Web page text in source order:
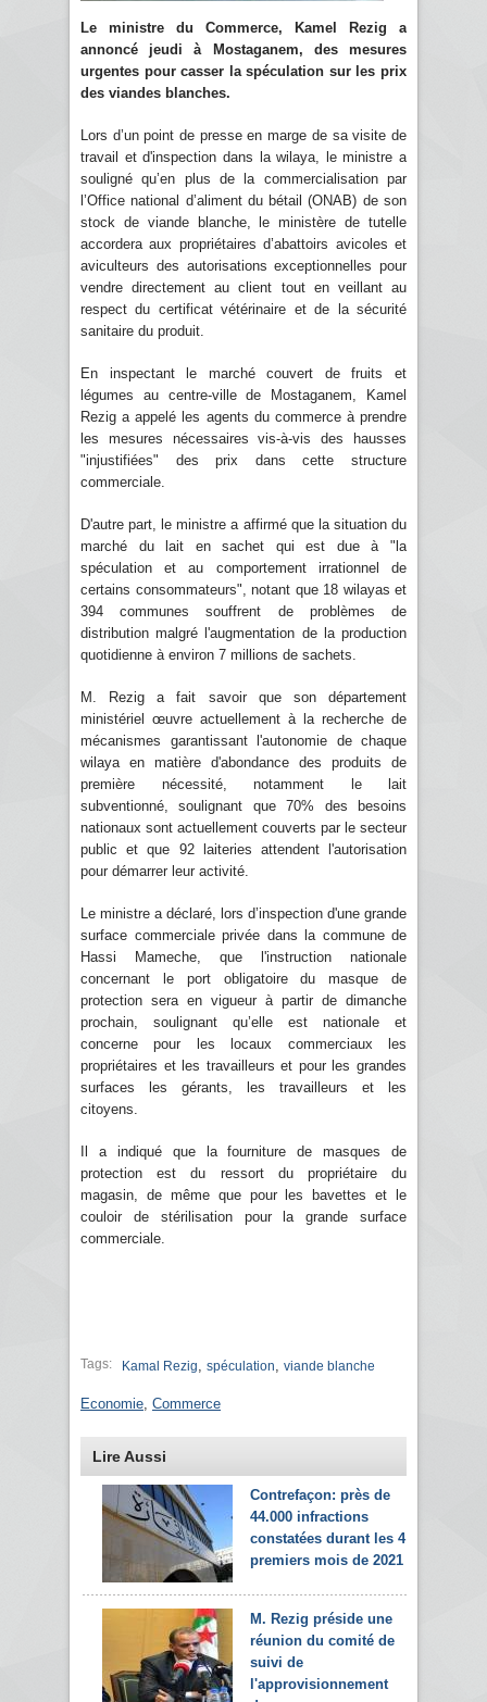
Le ministre du Commerce, Kamel Rezig a
annoncé jeudi à Mostaganem, des mesures
urgentes pour casser la spéculation sur les prix
des viandes blanches.
Lors d’un point de presse en marge de sa visite de
travail et d'inspection dans la wilaya, le ministre a
souligné qu’en plus de la commercialisation par
l’Office national d’aliment du bétail (ONAB) de son
stock de viande blanche, le ministère de tutelle
accordera aux propriétaires d’abattoirs avicoles et
aviculteurs des autorisations exceptionnelles pour
vendre directement au client tout en veillant au
respect du certificat vétérinaire et de la sécurité
sanitaire du produit.
En inspectant le marché couvert de fruits et
légumes au centre-ville de Mostaganem, Kamel
Rezig a appelé les agents du commerce à prendre
les mesures nécessaires vis-à-vis des hausses
"injustifiées" des prix dans cette structure
commerciale.
D'autre part, le ministre a affirmé que la situation du
marché du lait en sachet qui est due à "la
spéculation et au comportement irrationnel de
certains consommateurs", notant que 18 wilayas et
394 communes souffrent de problèmes de
distribution malgré l'augmentation de la production
quotidienne à environ 7 millions de sachets.
M. Rezig a fait savoir que son département
ministériel œuvre actuellement à la recherche de
mécanismes garantissant l'autonomie de chaque
wilaya en matière d'abondance des produits de
première nécessité, notamment le lait
subventionné, soulignant que 70% des besoins
nationaux sont actuellement couverts par le secteur
public et que 92 laiteries attendent l'autorisation
pour démarrer leur activité.
Le ministre a déclaré, lors d’inspection d'une grande
surface commerciale privée dans la commune de
Hassi Mameche, que l'instruction nationale
concernant le port obligatoire du masque de
protection sera en vigueur à partir de dimanche
prochain, soulignant qu’elle est nationale et
concerne pour les locaux commerciaux les
propriétaires et les travailleurs et pour les grandes
surfaces les gérants, les travailleurs et les
citoyens.
Il a indiqué que la fourniture de masques de
protection est du ressort du propriétaire du
magasin, de même que pour les bavettes et le
couloir de stérilisation pour la grande surface
commerciale.
Tags: Kamal Rezig spéculation viande blanche
Economie Commerce
Lire Aussi
Contrefaçon: près de
44.000 infractions
constatées durant les 4
premiers mois de 2021
M. Rezig préside une
réunion du comité de
suivi de
l'approvisionnement